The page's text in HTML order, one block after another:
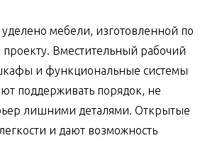
мебели, изготовленной по
Вместительный рабочий
и функциональные системы
поддерживать порядок, не
лишними деталями. Открытые
и дают возможность